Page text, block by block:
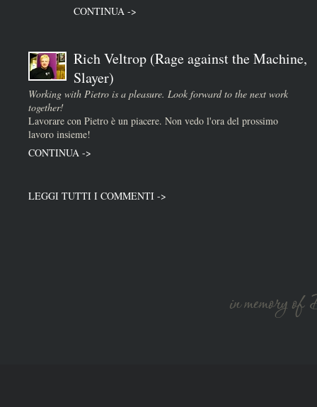
CONTINUA ->
Rich Veltrop (Rage against the Machine,
Slayer)
Working with Pietro is a pleasure. Look forward to the next work
together!
Lavorare con Pietro è un piacere. Non vedo l'ora del prossimo
lavoro insieme!
CONTINUA ->
LEGGI TUTTI I COMMENTI ->